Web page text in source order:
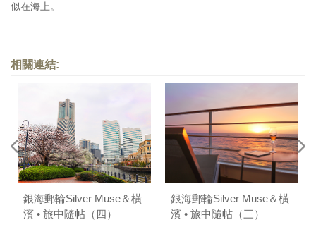
似在海上。
相關連結:
銀海郵輪Silver Muse＆橫
濱 • 旅中隨帖（四）
銀海郵輪Silver Muse＆橫
濱 • 旅中隨帖（三）